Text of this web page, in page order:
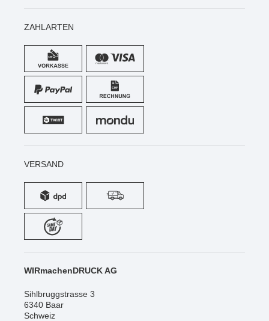
ZAHLARTEN
VERSAND
WIRmachenDRUCK AG
Sihlbruggstrasse 3
6340 Baar
Schweiz